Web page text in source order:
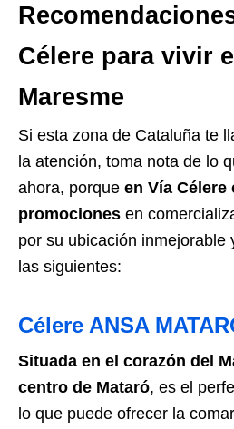
Célere para vivir
Maresme
Si esta zona de Cataluña te
la atención, toma nota de lo
ahora, porque en Vía
promociones en
por su ubicación inmejorable
las siguientes:
Célere ANSA
Situada en el corazón del
centro de Mataró, es el
lo que puede ofrecer la